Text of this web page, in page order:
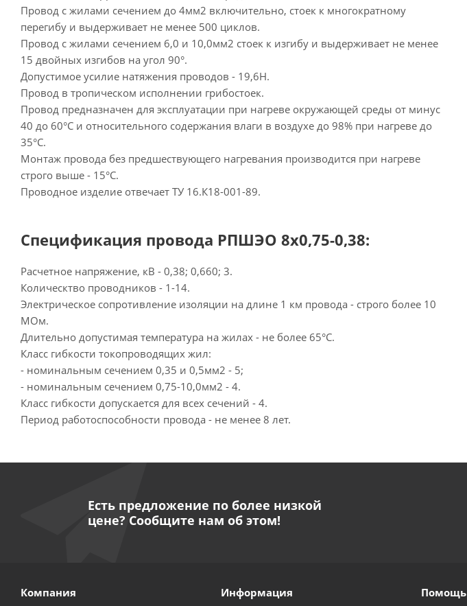
Провод с жилами сечением до 4мм2 включительно, стоек к многократному
перегибу и выдерживает не менее 500 циклов.
Провод с жилами сечением 6,0 и 10,0мм2 стоек к изгибу и выдерживает не менее
15 двойных изгибов на угол 90°.
Допустимое усилие натяжения проводов - 19,6Н.
Провод в тропическом исполнении грибостоек.
Провод предназначен для эксплуатации при нагреве окружающей среды от минус
40 до 60°С и относительного содержания влаги в воздухе до 98% при нагреве до
35°С.
Монтаж провода без предшествующего нагревания производится при нагреве
строго выше - 15°С.
Проводное изделие отвечает ТУ 16.К18-001-89.
Спецификация провода РПШЭО 8х0,75-0,38:
Расчетное напряжение, кВ - 0,38; 0,660; 3.
Колическтво проводников - 1-14.
Электрическое сопротивление изоляции на длине 1 км провода - строго более 10
МОм.
Длительно допустимая температура на жилах - не более 65°С.
Класс гибкости токопроводящих жил:
- номинальным сечением 0,35 и 0,5мм2 - 5;
- номинальным сечением 0,75-10,0мм2 - 4.
Класс гибкости допускается для всех сечений - 4.
Период работоспособности провода - не менее 8 лет.
Есть предложение по более низкой
цене? Сообщите нам об этом!
Компания Информация Помощь